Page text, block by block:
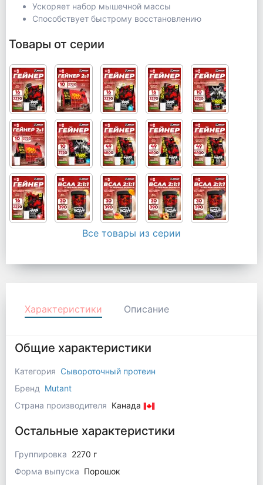
Ускоряет набор мышечной массы
Способствует быстрому восстановлению
Товары от серии
Все товары из серии
Характеристики Описание
Общие характеристики
Категория Сывороточный протеин
Бренд
Mutant
Страна производителя Канада
Остальные характеристики
Группировка 2270 г
Форма выпуска Порошок